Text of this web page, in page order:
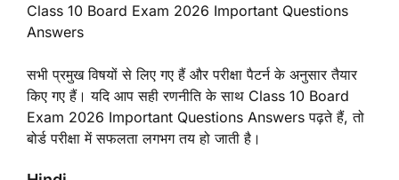
Class 10 Board Exam 2026 Important Questions
Answers
सभी प्रमुख विषयों से लिए गए हैं और परीक्षा पैटर्न के अनुसार तैयार
किए गए हैं। यदि आप सही रणनीति के साथ Class 10 Board
Exam 2026 Important Questions Answers पढ़ते हैं, तो
बोर्ड परीक्षा में सफलता लगभग तय हो जाती है।